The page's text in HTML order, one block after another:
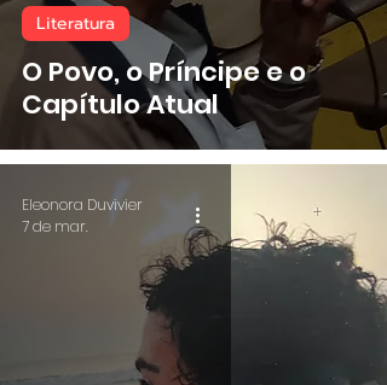
O Povo, o Príncipe e o
Capítulo Atual
Literatura
Eleonora Duvivier
7 de mar.